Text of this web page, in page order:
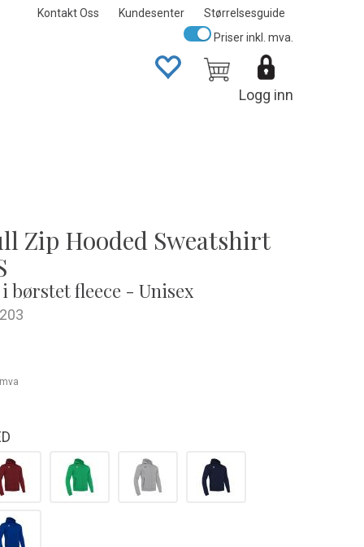
Kontakt Oss Kundesenter Størrelsesguide
Logg inn
Priser inkl. mva.
Zip Hooded Sweatshirt
børstet fleece - Unisex